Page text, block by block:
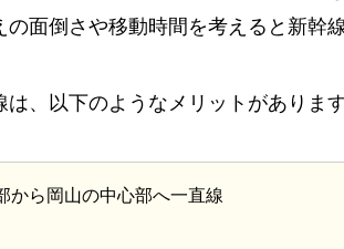
の面倒さや移動時間を考えると新幹
、以下のようなメリットがあります
から岡山の中心部へ一直線